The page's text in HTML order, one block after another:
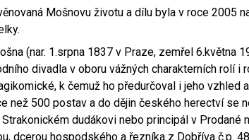
Mošnovu životu a dílu byla v roce 2005
(nar. 1.srpna 1837 v Praze, zemřel 6.května
divadla v oboru vážných charakterních rolí
k čemuž ho předurčoval i jeho vzhled
než 500 postav a do dějin českého herectví se
dudákovi nebo principál v
dcerou hospodského a řezníka z Dobříva č.p.